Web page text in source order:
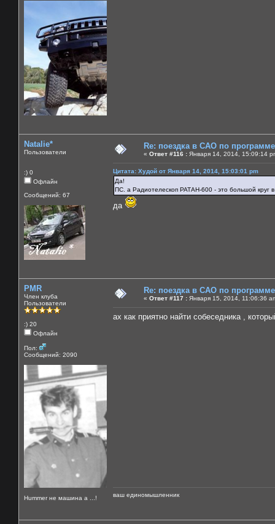
Natalie*
Пользователи
:) 0
Офлайн
Сообщений: 67
Re: поездка в САО по
« Ответ #116 : Января 14, 2014, 15:09:14
Цитата: Худой от Января 14, 2014, 15:03:01 pm
Да!
ПС. а Радиотелескоп РАТАН-600 - это большой круг
да
PMR
Член клуба
Пользователи
:) 20
Офлайн
Пол:
Сообщений: 2090
Нummer не машина а ...!
Re: поездка в САО по
« Ответ #117 : Января 15, 2014, 11:06:36
ах как приятно найти собеседника ,
ваш единомышленник